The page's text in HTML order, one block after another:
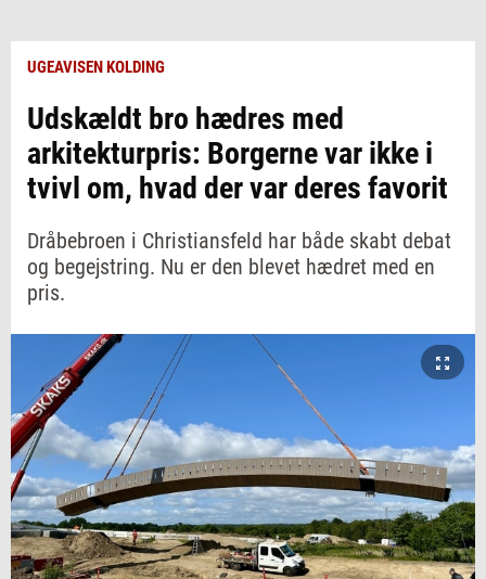
UGEAVISEN KOLDING
Udskældt bro hædres med
arkitekturpris: Borgerne var ikke i
tvivl om, hvad der var deres favorit
Dråbebroen i Christiansfeld har både skabt debat
og begejstring. Nu er den blevet hædret med en
pris.